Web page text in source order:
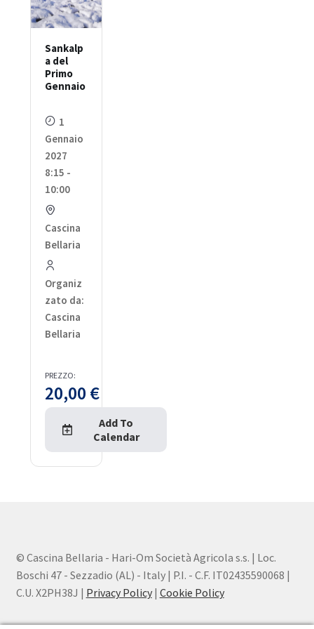
Sankalp
a del
Primo
Gennaio
1
Gennaio
2027
8:15 -
10:00
Cascina
Bellaria
Organiz
zato da:
Cascina
Bellaria
PREZZO:
20,00 €
Add To
Calendar
© Cascina Bellaria - Hari-Om Società Agricola s.s. | Loc.
Boschi 47 - Sezzadio (AL) - Italy | P.I. - C.F. IT02435590068 |
C.U. X2PH38J | Privacy Policy| Cookie Policy